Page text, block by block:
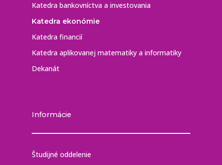
Katedra bankovníctva a investovania
Katedra ekonómie
Katedra financií
Katedra aplikovanej matematiky a informatiky
Dekanát
Informácie
Študijné oddelenie